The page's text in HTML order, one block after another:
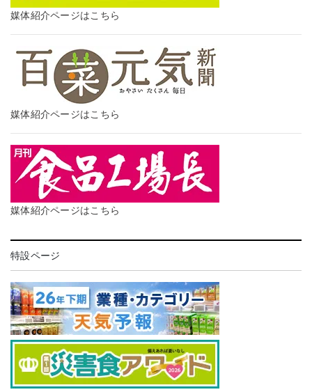
媒体紹介ページはこちら
媒体紹介ページはこちら
媒体紹介ページはこちら
特設ページ